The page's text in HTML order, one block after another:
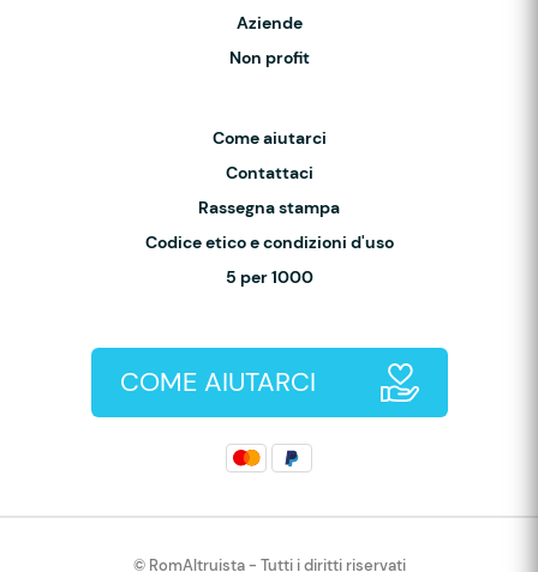
Aziende
Non profit
Come aiutarci
Contattaci
Rassegna stampa
Codice etico e condizioni d'uso
5 per 1000
COME AIUTARCI
© RomAltruista - Tutti i diritti riservati